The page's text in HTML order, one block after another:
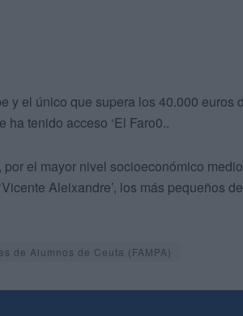
y el único que supera los 40.000 euros
tenido acceso ‘El Faro0..
por el mayor nivel socioeconómico
Aleixandre’, los más pequeños
de Alumnos de Ceuta (FAMPA)